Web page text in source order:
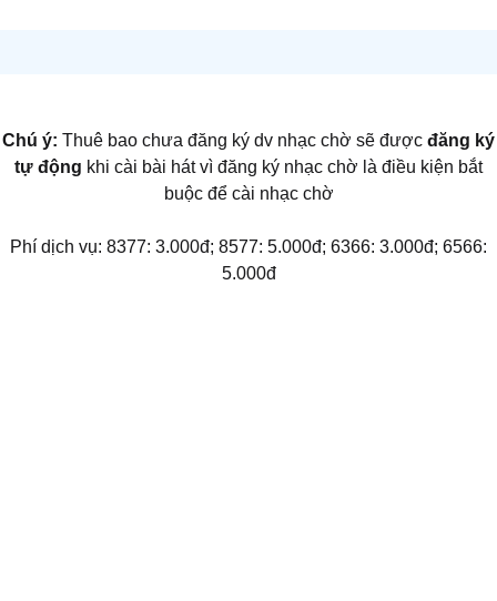
Chú ý: Thuê bao chưa đăng ký dv nhạc chờ sẽ được đăng ký
tự động khi cài bài hát vì đăng ký nhạc chờ là điều kiện bắt
buộc để cài nhạc chờ
Phí dịch vụ: 8377: 3.000đ; 8577: 5.000đ; 6366: 3.000đ; 6566:
5.000đ